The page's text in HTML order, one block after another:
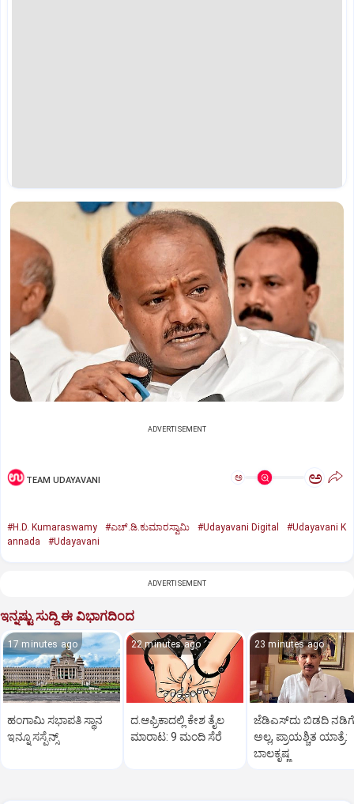
ADVERTISEMENT
TEAM UDAYAVANI ಅ ಅ
#H.D. Kumaraswamy #ಎಚ್‌.ಡಿ.ಕುಮಾರಸ್ವಾಮಿ #Udayavani Digital
#Udayavani K
annada
#Udayavani
ADVERTISEMENT
ಇನ್ನಷ್ಟು ಸುದ್ದಿ ಈ ವಿಭಾಗದಿಂದ
17 minutes ago
ಹಂಗಾಮಿ ಸಭಾಪತಿ ಸ್ಥಾನ
ಇನ್ನೂ ಸಸ್ಪೆನ್ಸ್‌
22 minutes ago
ದ.ಆಫ್ರಿಕಾದಲ್ಲಿ ಕೇಶ ತೈಲ
ಮಾರಾಟ: 9 ಮಂದಿ ಸೆರೆ
23 minutes ago
ಜೆಡಿಎಸ್‌ದು ಬಿಡದಿ ನಡಿಗೆ
ಅಲ್ಲ, ಪ್ರಾಯಶ್ಚಿತ ಯಾತ್ರೆ:
ಬಾಲಕೃಷ್ಣ